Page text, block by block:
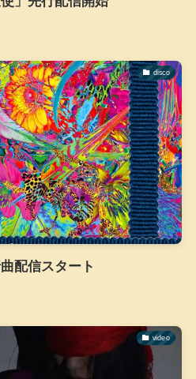
disco
配信スタート
video